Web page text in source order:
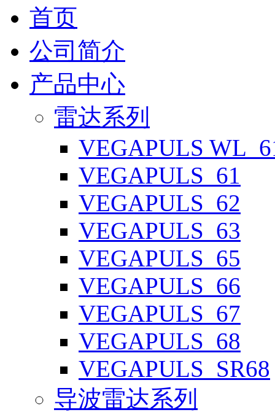
首页
公司简介
产品中心
雷达系列
VEGAPULS
VEGAPULS_61
VEGAPULS_62
VEGAPULS_63
VEGAPULS_65
VEGAPULS_66
VEGAPULS_67
VEGAPULS_68
VEGAPULS_SR68
导波雷达系列